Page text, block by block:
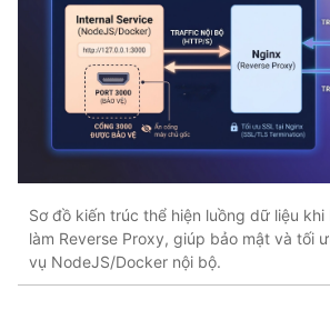
Sơ đồ kiến trúc thể hiện luồng dữ liệu khi
làm Reverse Proxy, giúp bảo mật và tối
vụ NodeJS/Docker nội bộ.